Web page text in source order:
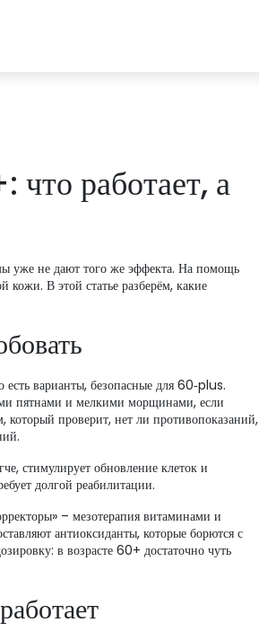
работает, а
уже не дают того же эффекта. На помощь
кожи. В этой статье разберём, какие
варианты, безопасные для 60‑plus.
пятнами и мелкими морщинами, если
который проверит, нет ли противопоказаний,
стимулирует обновление клеток и
долгой реабилитации.
– мезотерапия витаминами и
антиоксиданты, которые борются с
в возрасте 60+ достаточно чуть